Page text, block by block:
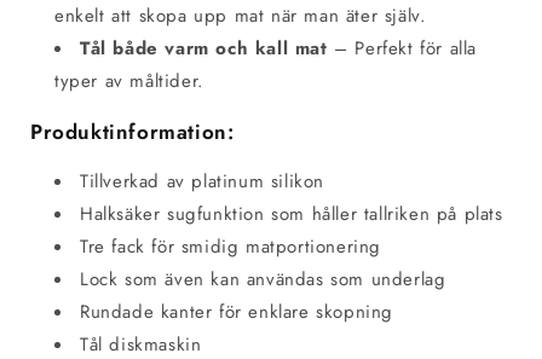
enkelt att skopa upp mat när man äter själv.
Tål både varm och kall mat – Perfekt för alla
typer av måltider.
Produktinformation:
Tillverkad av platinum silikon
Halksäker sugfunktion som håller tallriken på plats
Tre fack för smidig matportionering
Lock som även kan användas som underlag
Rundade kanter för enklare skopning
Tål diskmaskin